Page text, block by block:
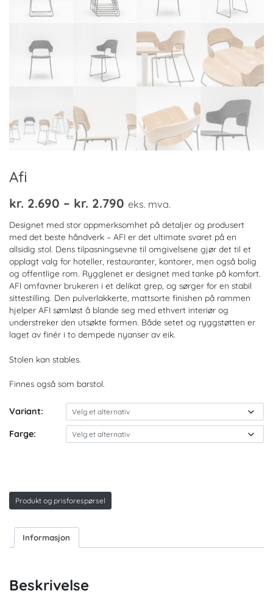
Afi
kr. 2.690 – kr. 2.790 Prisområde:
kr. 2.690
til
kr. 2.790
eks. mva.
Designet med stor oppmerksomhet på detaljer og produsert
med det beste håndverk – AFI er det ultimate svaret på en
allsidig stol. Dens tilpasningsevne til omgivelsene gjør det til et
opplagt valg for hoteller, restauranter, kontorer, men også bolig
og offentlige rom. Rygglenet er designet med tanke på komfort.
AFI omfavner brukeren i et delikat grep, og sørger for en stabil
sittestilling. Den pulverlakkerte, mattsorte finishen på rammen
hjelper AFI sømløst å blande seg med ethvert interiør og
understreker den utsøkte formen. Både setet og ryggstøtten er
laget av finér i to dempede nyanser av eik.
Stolen kan stables.
Finnes også som barstol.
Variant:
Farge:
Produkt og prisforespørsel
Informasjon
Beskrivelse